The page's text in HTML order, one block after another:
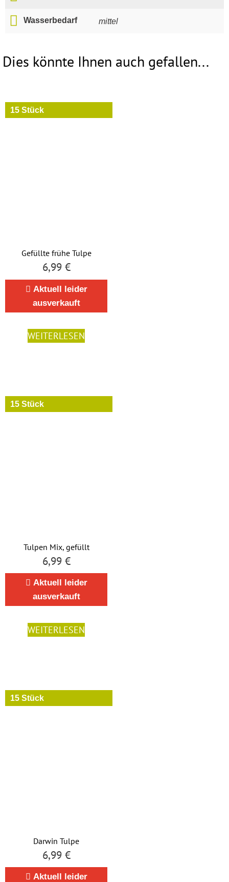
Wasserbedarf mittel
Dies könnte Ihnen auch gefallen...
15 Stück
Gefüllte frühe Tulpe
6,99 €
Aktuell leider
ausverkauft
WEITERLESEN
15 Stück
Tulpen Mix, gefüllt
6,99 €
Aktuell leider
ausverkauft
WEITERLESEN
15 Stück
Darwin Tulpe
6,99 €
Aktuell leider